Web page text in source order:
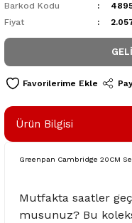
Barkod Kodu
Fiyat
Ürün Bilgisi
Greenpan Cambridge 20CM
Mutfakta saatler
musunuz? Bu